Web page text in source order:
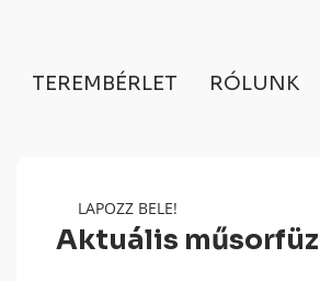
TEREMBÉRLET RÓLUNK
LAPOZZ BELE!
Aktuális